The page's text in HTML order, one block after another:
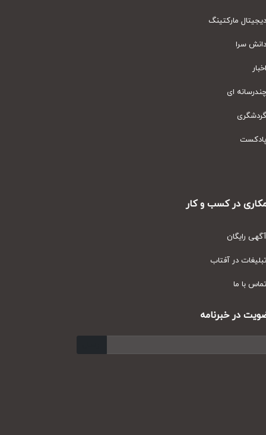
مارکتینگ
سرا
ای
در کسب و کار
رایگان
در آفتاب
با ما
در خبرنامه